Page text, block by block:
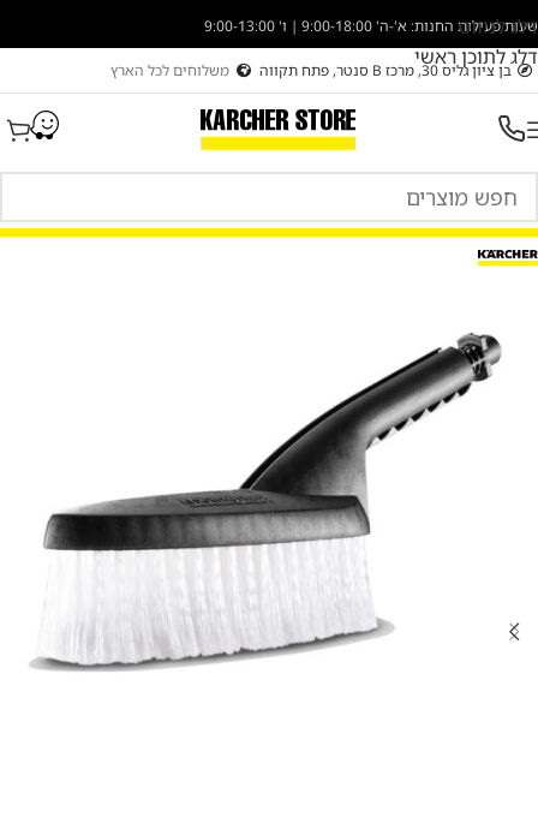
דלג לניווט
דלג לתוכן ראשי
שעות פעילות החנות: א'-ה' 9:00-18:00 | ו' 9:00-13:00
בן ציון גליס 30, מרכז B סנטר, פתח תקווה משלוחים לכל הארץ